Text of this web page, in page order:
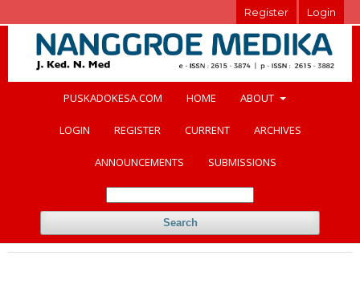
PUSKADOKESA.COM HOME ABOUT
LOGIN REGISTER CURRENT ARCHIVES
ANNOUNCEMENTS SUBMISSIONS
Search
Register Login